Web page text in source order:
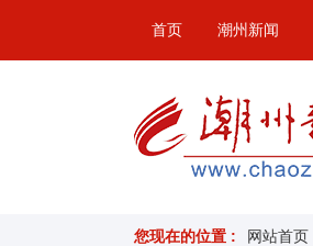
首页 潮州新闻
您现在的位置 : 网站首页